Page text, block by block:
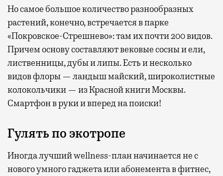
Но самое большое количество разнообразных
растений, конечно, встречается в парке
«Покровское-Стрешнево»: там ихпочти 200 видов.
Причем основу составляют вековые сосны и ели,
лиственницы, дубы и липы. Есть и несколько
видов флоры — ландыш майский, широколистные
колокольчики — из Красной книги Москвы.
Смартфон в руки и вперед на поиски!
Гулять по экотропе
Иногда лучший wellness-план начинается не с
нового умного гаджета или абонемента в фитнес,